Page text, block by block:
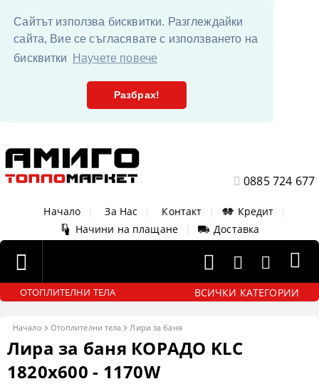
Сайтът използва бисквитки. Разглеждайки
сайта, Вие се съгласявате с използването на
бисквитки
Научете повече
Разбрах!
0885 724 677
Начало За Нас Контакт Кредит
Начини на плащане
Доставка
ОТОПЛИТЕЛНИ ТЕЛА ВСИЧКИ КАТЕГОРИИ
Начало Отоплителни тела Лири за баня
Лира за баня КОРАДО KLC
1820x600 - 1170W